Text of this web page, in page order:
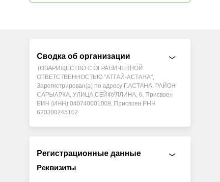
Сводка об организации
ТОВАРИЩЕСТВО С ОГРАНИЧЕННОЙ
ОТВЕТСТВЕННОСТЬЮ "АТТАЙ-АСТАНА",
Зарегистрирован(а) по адресу Г.АСТАНА, РАЙОН
САРЫАРКА, УЛИЦА СЕЙФУЛЛИНА, 6, Присвоен
БИН (ИНН) 040740001009, Присвоен РНН
620300245102
Регистрационные данные
Реквизиты